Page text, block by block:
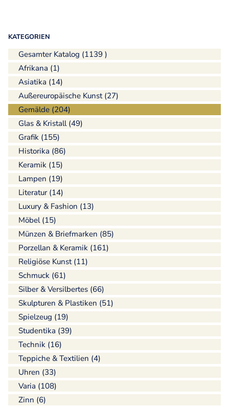
KATEGORIEN
Gesamter Katalog (1139 )
Afrikana (1)
Asiatika (14)
Außereuropäische Kunst (27)
Gemälde (204)
Glas & Kristall (49)
Grafik (155)
Historika (86)
Keramik (15)
Lampen (19)
Literatur (14)
Luxury & Fashion (13)
Möbel (15)
Münzen & Briefmarken (85)
Porzellan & Keramik (161)
Religiöse Kunst (11)
Schmuck (61)
Silber & Versilbertes (66)
Skulpturen & Plastiken (51)
Spielzeug (19)
Studentika (39)
Technik (16)
Teppiche & Textilien (4)
Uhren (33)
Varia (108)
Zinn (6)